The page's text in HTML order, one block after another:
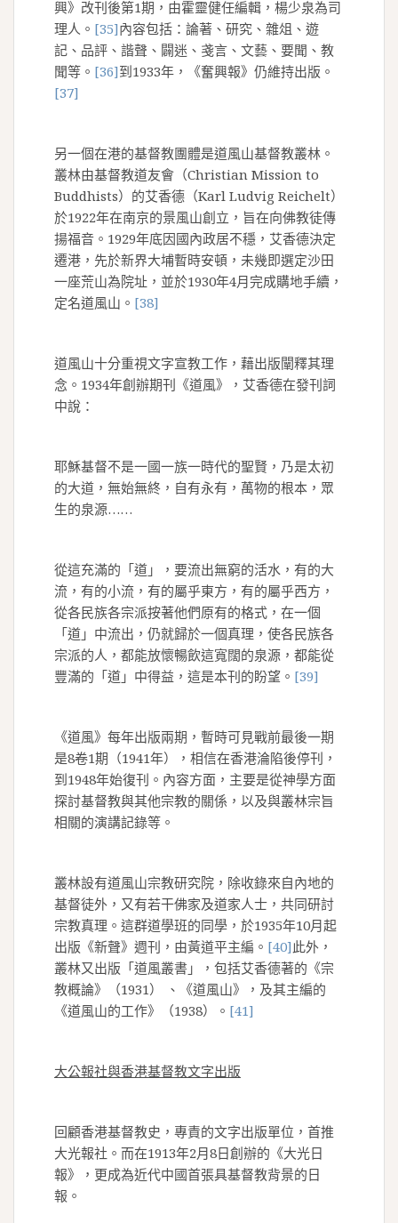
興》改刊後第1期，由霍靈健任編輯，楊少泉為司
理人。 [35]內容包括：論著、研究、雜俎、遊
記、品評、諧聲、闢迷、戔言、文藝、要聞、教
聞等。 [36]到1933年，《奮興報》仍維持出版。
[37]
另一個在港的基督教團體是道風山基督教叢林。
叢林由基督教道友會（Christian Mission to
Buddhists）的艾香德（Karl Ludvig Reichelt）
於1922年在南京的景風山創立，旨在向佛教徒傳
揚福音。1929年底因國內政居不穩，艾香德決定
遷港，先於新界大埔暫時安頓，未幾即選定沙田
一座荒山為院址，並於1930年4月完成購地手續，
定名道風山。 [38]
道風山十分重視文字宣教工作，藉出版闡釋其理
念。1934年創辦期刊《道風》，艾香德在發刊詞
中說：
耶穌基督不是一國一族一時代的聖賢，乃是太初
的大道，無始無終，自有永有，萬物的根本，眾
生的泉源……
從這充滿的「道」，要流出無窮的活水，有的大
流，有的小流，有的屬乎東方，有的屬乎西方，
從各民族各宗派按著他們原有的格式，在一個
「道」中流出，仍就歸於一個真理，使各民族各
宗派的人，都能放懷暢飲這寬闊的泉源，都能從
豐滿的「道」中得益，這是本刊的盼望。 [39]
《道風》每年出版兩期，暫時可見戰前最後一期
是8卷1期（1941年），相信在香港淪陷後停刊，
到1948年始復刊。內容方面，主要是從神學方面
探討基督教與其他宗教的關係，以及與叢林宗旨
相關的演講記錄等。
叢林設有道風山宗教研究院，除收錄來自內地的
基督徒外，又有若干佛家及道家人士，共同研討
宗教真理。這群道學班的同學，於1935年10月起
出版《新聲》週刊，由黃道平主編。 [40]此外，
叢林又出版「道風叢書」，包括艾香德著的《宗
教概論》（1931） 、《道風山》，及其主編的
《道風山的工作》（1938）。 [41]
大公報社與香港基督教文字出版
回顧香港基督教史，專責的文字出版單位，首推
大光報社。而在1913年2月8日創辦的《大光日
報》，更成為近代中國首張具基督教背景的日
報。